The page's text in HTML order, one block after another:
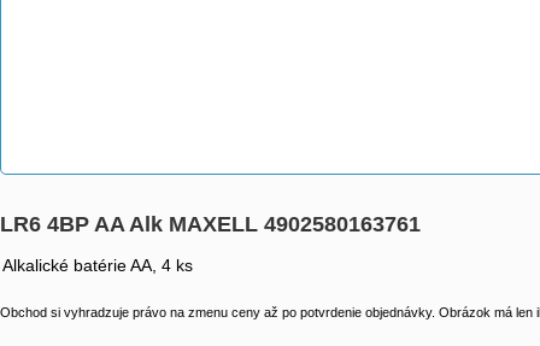
LR6 4BP AA Alk MAXELL 4902580163761
Alkalické batérie AA, 4 ks
Obchod si vyhradzuje právo na zmenu ceny až po potvrdenie objednávky. Obrázok má len